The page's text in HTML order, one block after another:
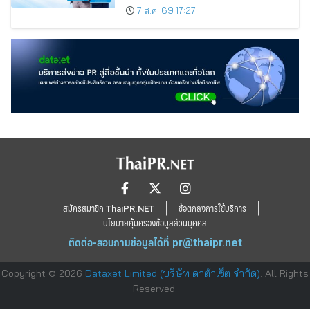
7 ส.ค. 69 17:27
สมัครสมาชิก ThaiPR.NET
ข้อตกลงการใช้บริการ
นโยบายคุ้มครองข้อมูลส่วนบุคคล
ติดต่อ-สอบถามข้อมูลได้ที่ pr@thaipr.net
Copyright © 2026 Dataxet Limited (บริษัท ดาต้าเซ็ต จำกัด). All Rights
Reserved.